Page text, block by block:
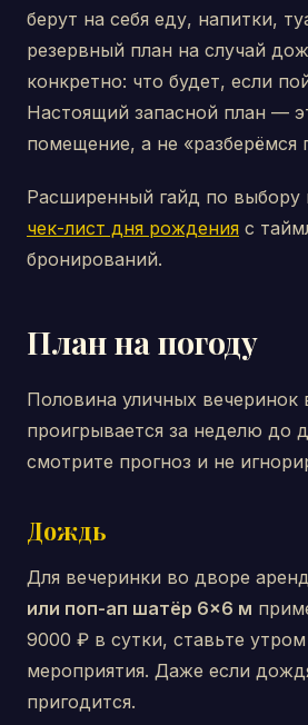
берут на себя еду, напитки,
резервный план на случай
конкретно: что будет, если
Настоящий запасной план —
помещение, а не «разберёмся
Расширенный гайд по
чек-лист дня рождения с
бронирований.
План на погоду
Половина уличных вечеринок
проигрывается за неделю до
смотрите прогноз и не
Дождь
Для вечеринки во дворе
или поп-ап шатёр 6×6 м
9000 ₽ в сутки, ставьте
мероприятия. Даже если
пригодится.